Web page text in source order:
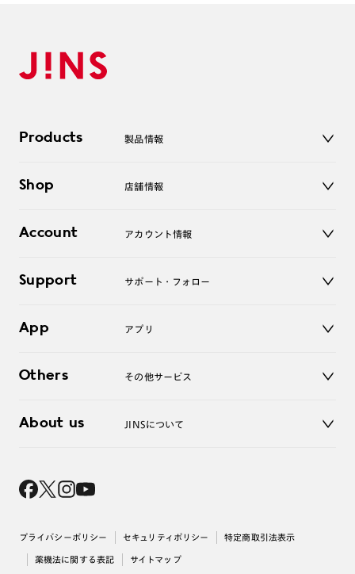
Products 製品情報
サングラス
コンタクトレンズ
アクセサリー
Shop 店舗情報
オンラインショップ
Account アカウント情報
ログアウト
Support サポート・フォロー
よくあるご質問
お問い合わせ
App アプリ
Others その他サービス
レンズ交換
About us JINSについて
採用情報
出店について
プライバシーポリシー セキュリティポリシー 特定商取引法表示
薬機法に関する表記 サイトマップ